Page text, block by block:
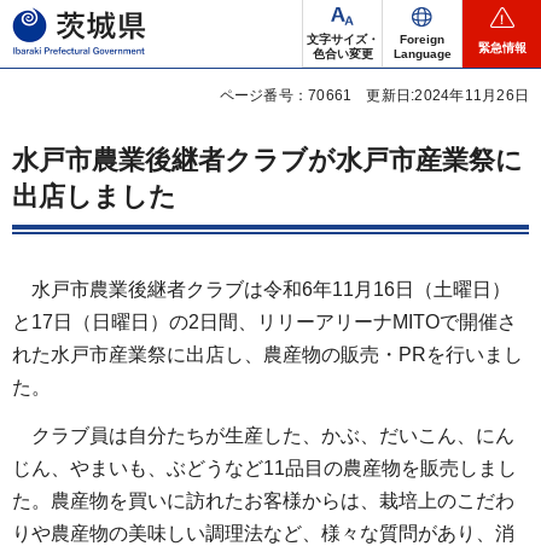
茨城県
文字サイズ・
色合い変更
Foreign
Language
緊急情報
ページ番号：70661 更新日:2024年11月26日
水戸市農業後継者クラブが水戸市産業祭に
出店しました
水戸市農業後継者クラブは令和6年11月16日（土曜日）
と17日（日曜日）の2日間、リリーアリーナMITOで開催さ
れた水戸市産業祭に出店し、農産物の販売・PRを行いまし
た。
クラブ員は自分たちが生産した、かぶ、だいこん、にん
じん、やまいも、ぶどうなど11品目の農産物を販売しまし
た。農産物を買いに訪れたお客様からは、栽培上のこだわ
りや農産物の美味しい調理法など、様々な質問があり、消